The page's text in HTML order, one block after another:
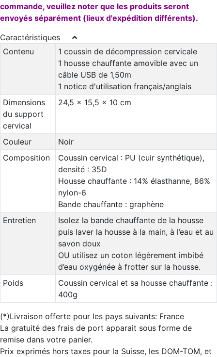
commande, veuillez noter que les produits seront
envoyés séparément (lieux d'expédition différents).
Caractéristiques
Contenu
1 coussin de décompression cervicale
1 housse chauffante amovible avec un
câble USB de 1,50m
1 notice d'utilisation français/anglais
Dimensions
du support
cervical
24,5 x 15,5 x 10 cm
Couleur
Noir
Composition
Coussin cervical : PU (cuir synthétique),
densité : 35D
Housse chauffante : 14% élasthanne, 86%
nylon-6
Bande chauffante : graphène
Entretien
Isolez la bande chauffante de la housse
puis laver la housse à la main, à l’eau et au
savon doux
OU utilisez un coton légèrement imbibé
d’eau oxygénée à frotter sur la housse.
Poids
Coussin cervical et sa housse chauffante :
400g
(*)Livraison offerte pour les pays suivants: France
La gratuité des frais de port apparait sous forme de
remise dans votre panier.
Prix exprimés hors taxes pour la Suisse, les DOM-TOM, et